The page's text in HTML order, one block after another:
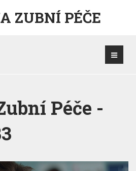
ZUBNÍ PÉČE
Péče -